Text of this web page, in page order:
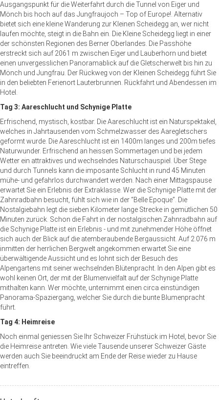
Ausgangspunkt für die Weiterfahrt durch die Tunnel von Eiger und
Mönch bis hoch auf das Jungfraujoch – Top of Europe!. Alternativ
bietet sich eine kleine Wanderung zur Kleinen Scheidegg an, wer nicht
laufen möchte, steigt in die Bahn ein. Die Kleine Scheidegg liegt in einer
der schönsten Regionen des Berner Oberlandes. Die Passhöhe
erstreckt sich auf 2061 m zwischen Eiger und Lauberhorn und bietet
einen unvergesslichen Panoramablick auf die Gletscherwelt bis hin zu
Mönch und Jungfrau. Der Rückweg von der Kleinen Scheidegg führt Sie
in den beliebten Ferienort Lauterbrunnen. Rückfahrt und Abendessen im
Hotel.
Tag 3: Aareschlucht und Schynige Platte
Erfrischend, mystisch, kostbar. Die Aareschlucht ist ein Naturspektakel,
welches in Jahrtausenden vom Schmelzwasser des Aaregletschers
geformt wurde. Die Aareschlucht ist ein 1400m langes und 200m tiefes
Naturwunder. Erfrischend an heissen Sommertagen und bei jedem
Wetter ein attraktives und wechselndes Naturschauspiel. Über Stege
und durch Tunnels kann die imposante Schlucht in rund 45 Minuten
mühe- und gefahrlos durchwandert werden. Nach einer Mittagspause
erwartet Sie ein Erlebnis der Extraklasse. Wer die Schynige Platte mit der
Zahnradbahn besucht, fühlt sich wie in der “Belle Epoque”. Die
Nostalgiebahn legt die sieben Kilometer lange Strecke in gemütlichen 50
Minuten zurück. Schon die Fahrt in der nostalgischen Zahnradbahn auf
die Schynige Platte ist ein Erlebnis - und mit zunehmender Höhe öffnet
sich auch der Blick auf die atemberaubende Bergaussicht. Auf 2.076 m
inmitten der herrlichen Bergwelt angekommen erwartet Sie eine
überwältigende Aussicht und es lohnt sich der Besuch des
Alpengartens mit seiner wechselnden Blütenpracht. In den Alpen gibt es
wohl keinen Ort, der mit der Blumenvielfalt auf der Schynige Platte
mithalten kann. Wer möchte, unternimmt einen circa einstündigen
Panorama-Spaziergang, welcher Sie durch die bunte Blumenpracht
führt.
Tag 4: Heimreise
Noch einmal geniessen Sie Ihr Schweizer Frühstück im Hotel, bevor Sie
die Heimreise antreten. Wie viele Tausende unserer Schweizer Gäste
werden auch Sie beeindruckt am Ende der Reise wieder zu Hause
eintreffen.